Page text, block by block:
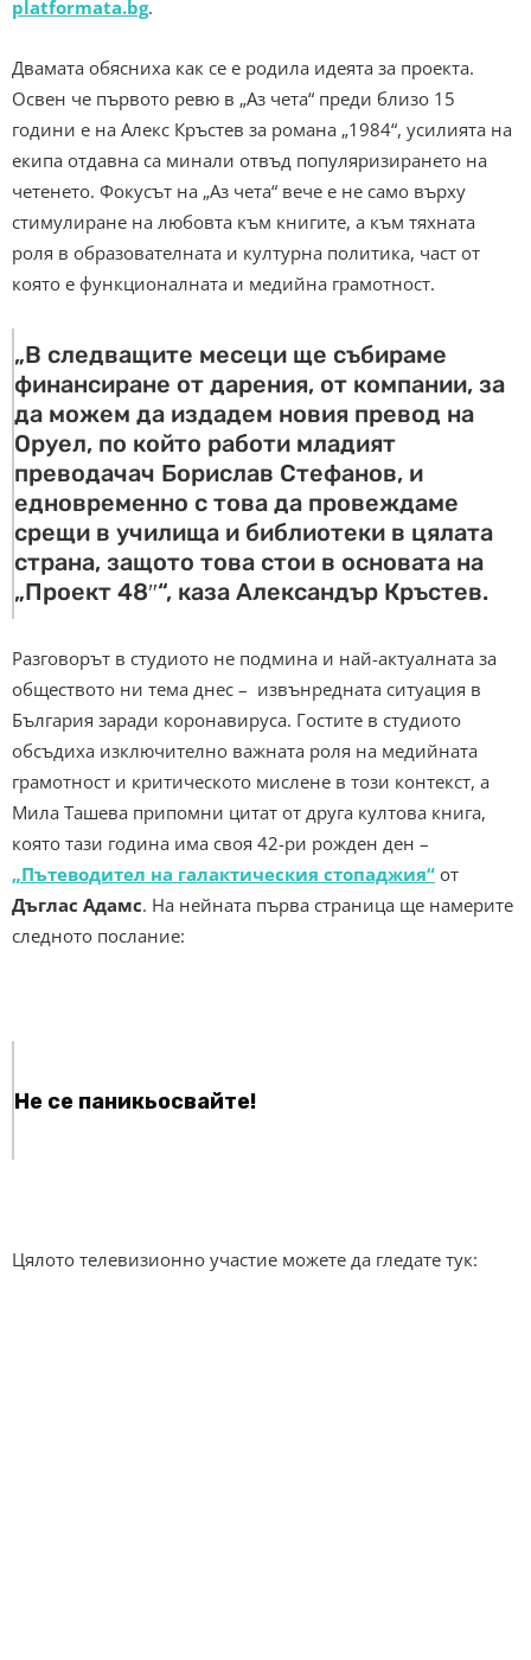
platformata.bg.
Двамата обясниха как се е родила идеята за проекта.
Освен че първото ревю в „Аз чета“ преди близо 15
години е на Алекс Кръстев за романа „1984“, усилията на
екипа отдавна са минали отвъд популяризирането на
четенето. Фокусът на „Аз чета“ вече е не само върху
стимулиране на любовта към книгите, а към тяхната
роля в образователната и културна политика, част от
която е функционалната и медийна грамотност.
„В следващите месеци ще събираме
финансиране от дарения, от компании, за
да можем да издадем новия превод на
Оруел, по който работи младият
преводачач Борислав Стефанов, и
едновременно с това да провеждаме
срещи в училища и библиотеки в цялата
страна, защото това стои в основата на
„Проект 48″“, каза Александър Кръстев.
Разговорът в студиото не подмина и най-актуалната за
обществото ни тема днес – извънредната ситуация в
България заради коронавируса. Гостите в студиото
обсъдиха изключително важната роля на медийната
грамотност и критическото мислене в този контекст, а
Мила Ташева припомни цитат от друга култова книга,
която тази година има своя 42-ри рожден ден –
„Пътеводител на галактическия стопаджия“ от
Дъглас Адамс. На нейната първа страница ще намерите
следното послание:
Не се паникьосвайте!
Цялото телевизионно участие можете да гледате тук: